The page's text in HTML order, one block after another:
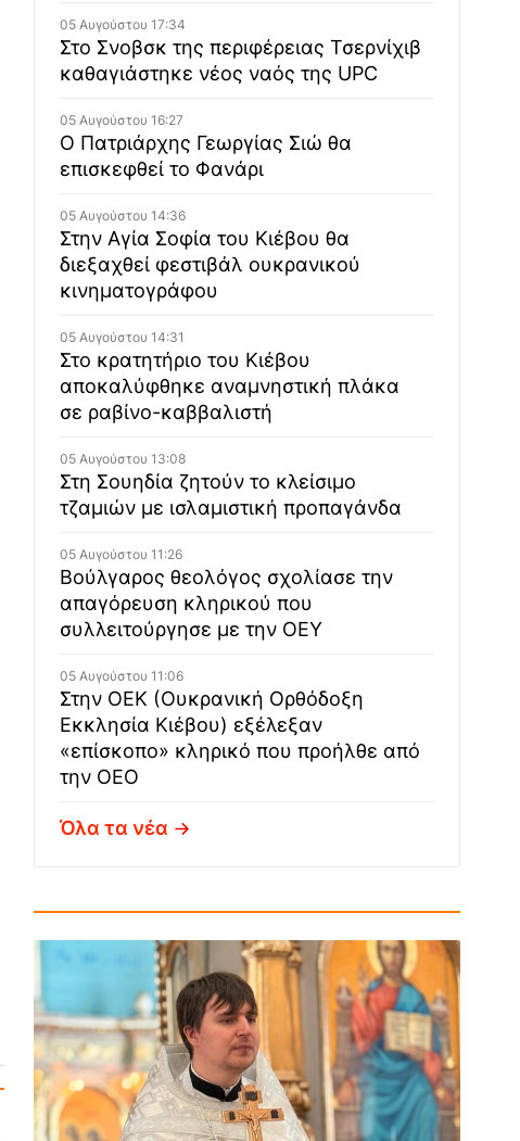
05 Αυγούστου 17:34
Στο Σνοβσκ της περιφέρειας Τσερνίχιβ
καθαγιάστηκε νέος ναός της UPC
05 Αυγούστου 16:27
Ο Πατριάρχης Γεωργίας Σιώ θα
επισκεφθεί το Φανάρι
05 Αυγούστου 14:36
Στην Αγία Σοφία του Κιέβου θα
διεξαχθεί φεστιβάλ ουκρανικού
κινηματογράφου
05 Αυγούστου 14:31
Στο κρατητήριο του Κιέβου
αποκαλύφθηκε αναμνηστική πλάκα
σε ραβίνο-καββαλιστή
05 Αυγούστου 13:08
Στη Σουηδία ζητούν το κλείσιμο
τζαμιών με ισλαμιστική προπαγάνδα
05 Αυγούστου 11:26
Βούλγαρος θεολόγος σχολίασε την
απαγόρευση κληρικού που
συλλειτούργησε με την ΟΕΥ
05 Αυγούστου 11:06
Στην ΟΕΚ (Ουκρανική Ορθόδοξη
Εκκλησία Κιέβου) εξέλεξαν
«επίσκοπο» κληρικό που προήλθε από
την ΟΕΟ
Όλα τα νέα